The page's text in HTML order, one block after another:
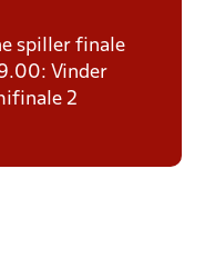
spiller finale
Vinder
2